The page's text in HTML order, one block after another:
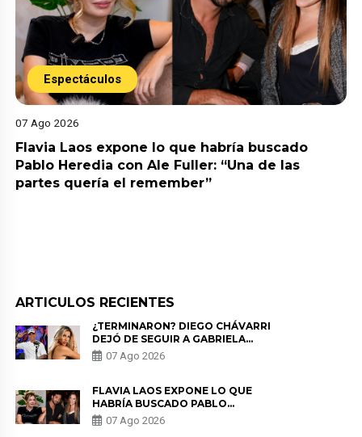
Espectáculos
07 Ago 2026
Flavia Laos expone lo que habría buscado
Pablo Heredia con Ale Fuller: “Una de las
partes quería el remember”
ARTICULOS RECIENTES
¿TERMINARON? DIEGO CHÁVARRI
DEJÓ DE SEGUIR A GABRIELA
HERRERA Y ANUNCIA SU SALIDA
DE PÓDCAST
07 Ago 2026
FLAVIA LAOS EXPONE LO QUE
HABRÍA BUSCADO PABLO
HEREDIA CON ALE FULLER: “UNA
DE LAS PARTES QUERÍA EL
07 Ago 2026